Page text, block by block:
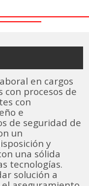
en cargos
procesos de
con
e
de seguridad de
un
y
una sólida
tecnologías.
solución a